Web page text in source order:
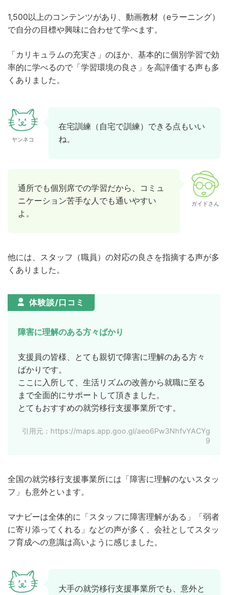
1,500以上のコンテンツがあり、動画教材（eラーニング）
で自分の目標や興味に合わせて学べます。
「カリキュラムの充実さ」のほか、基本的に個別学習で効
率的に学べるので「学習環境の良さ」を高評価する声も多
くありました。
ヤンネコ
在宅訓練（自宅で訓練）できる点もいい
ね。
通所でも個別席での学習だから、コミュ
ニケーション苦手な人でも通いやすい
よ。
ガイドさん
他には、スタッフ（職員）の対応の良さを指摘する声が多
くありました。
体験談/口コミ
障害に理解のある方々ばかり
支援員の皆様、とても親切で障害に理解のある方々
ばかりです。
ここに入所して、生活リズムの改善から就職に至る
まで全面的にサポートして頂きました。
とてもおすすめの就労移行支援事業所です。
引用元：https://maps.app.goo.gl/aeo6Pw3NhfvYACYg
9
全国の就労移行支援事業所には「障害に理解のないスタッ
フ」も意外といます。
マナビーは全体的に「スタッフに障害理解がある」「弱者
に寄り添ってくれる」などの声が多く、会社としてスタッ
フ育成への意識は高いように感じました。
大手の就労移行支援事業所でも、意外と